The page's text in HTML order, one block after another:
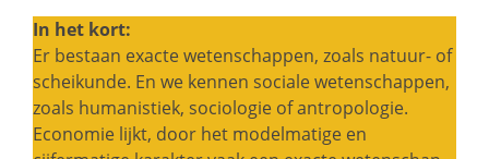
In het kort:
Er bestaan exacte wetenschappen, zoals natuur- of
scheikunde. En we kennen sociale wetenschappen,
zoals humanistiek, sociologie of antropologie.
Economie lijkt, door het modelmatige en